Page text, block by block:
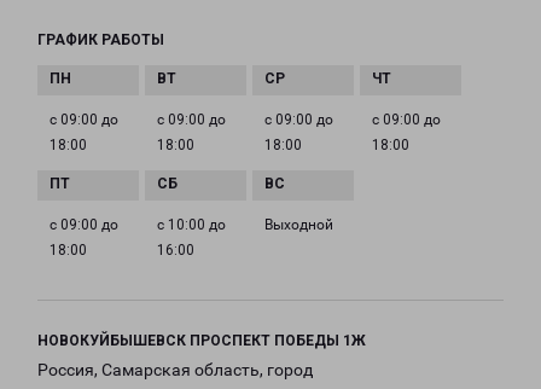
ГРАФИК РАБОТЫ
с 09:00 до
18:00
с 09:00 до
18:00
с 09:00 до
18:00
с 09:00 до
18:00
с 09:00 до
18:00
с 10:00 до
16:00
Выходной
НОВОКУЙБЫШЕВСК ПРОСПЕКТ ПОБЕДЫ 1Ж
Россия, Самарская область, город